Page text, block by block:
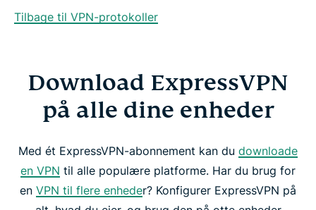
Tilbage til VPN-protokoller
Download ExpressVPN
på alle dine enheder
Med ét ExpressVPN-abonnement kan du downloade
en VPN til alle populære platforme. Har du brug for
en VPN til flere enheder? Konfigurer ExpressVPN på